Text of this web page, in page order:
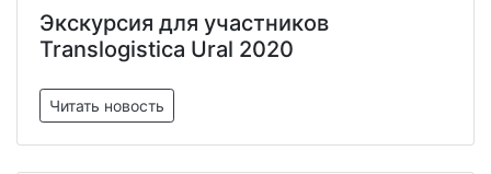
Экскурсия для участников
Translogistica Ural 2020
Читать новость